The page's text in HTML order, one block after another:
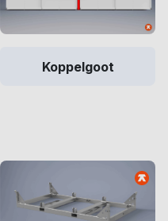
Koppelgoot